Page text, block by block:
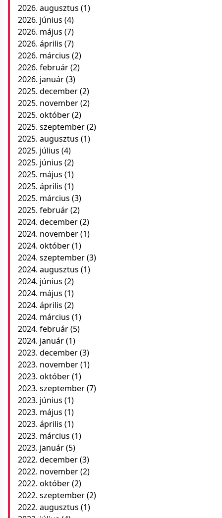
2026. augusztus (1)
2026. június (4)
2026. május (7)
2026. április (7)
2026. március (2)
2026. február(2)
2026. január(3)
2025. december(2)
2025. november(2)
2025. október(2)
2025. szeptember(2)
2025. augusztus (1)
2025. július (4)
2025. június (2)
2025. május (1)
2025. április (1)
2025. március (3)
2025. február(2)
2024. december(2)
2024. november(1)
2024. október(1)
2024. szeptember(3)
2024. augusztus (1)
2024. június (2)
2024. május (1)
2024. április (2)
2024. március (1)
2024. február(5)
2024. január(1)
2023. december(3)
2023. november(1)
2023. október(1)
2023. szeptember(7)
2023. június (1)
2023. május (1)
2023. április (1)
2023. március (1)
2023. január(5)
2022. december(3)
2022. november(2)
2022. október(2)
2022. szeptember(2)
2022. augusztus (1)